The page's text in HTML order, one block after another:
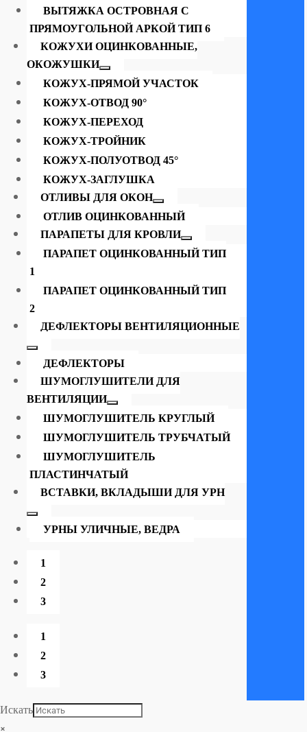
ВЫТЯЖКА ОСТРОВНАЯ С
ПРЯМОУГОЛЬНОЙ АРКОЙ ТИП 6
КОЖУХИ ОЦИНКОВАННЫЕ,
ОКОЖУШКИ
КОЖУХ-ПРЯМОЙ УЧАСТОК
КОЖУХ-ОТВОД 90°
КОЖУХ-ПЕРЕХОД
КОЖУХ-ТРОЙНИК
КОЖУХ-ПОЛУОТВОД 45°
КОЖУХ-ЗАГЛУШКА
ОТЛИВЫ ДЛЯ ОКОН
ОТЛИВ ОЦИНКОВАННЫЙ
ПАРАПЕТЫ ДЛЯ КРОВЛИ
ПАРАПЕТ ОЦИНКОВАННЫЙ ТИП
1
ПАРАПЕТ ОЦИНКОВАННЫЙ ТИП
2
ДЕФЛЕКТОРЫ ВЕНТИЛЯЦИОННЫЕ
ДЕФЛЕКТОРЫ
ШУМОГЛУШИТЕЛИ ДЛЯ
ВЕНТИЛЯЦИИ
ШУМОГЛУШИТЕЛЬ КРУГЛЫЙ
ШУМОГЛУШИТЕЛЬ ТРУБЧАТЫЙ
ШУМОГЛУШИТЕЛЬ
ПЛАСТИНЧАТЫЙ
ВСТАВКИ, ВКЛАДЫШИ ДЛЯ УРН
УРНЫ УЛИЧНЫЕ, ВЕДРА
1
2
3
1
2
3
Искать
×